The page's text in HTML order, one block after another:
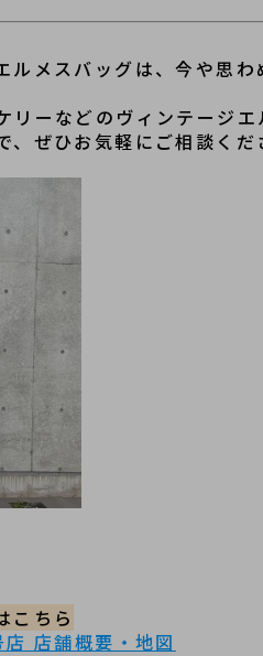
ルメスバッグは、今や思
ーなどのヴィンテージエ
ぜひお気軽にご相談くだ
こちら
店舗概要・地図